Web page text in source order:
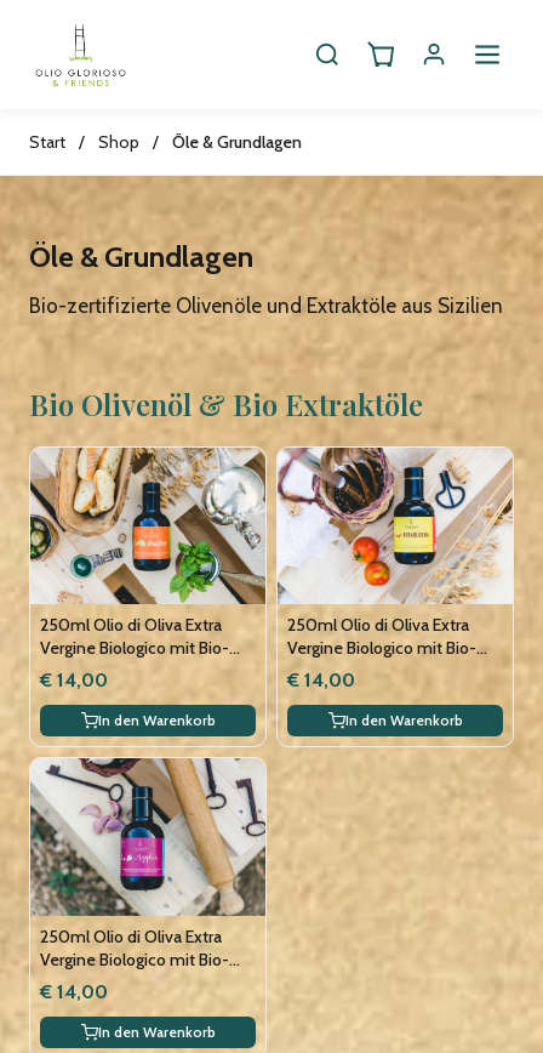
Start / Shop / Öle & Grundlagen
Öle & Grundlagen
Bio-zertifizierte Olivenöle und Extraktöle aus Sizilien
Bio Olivenöl & Bio Extraktöle
250ml Olio di Oliva Extra
Vergine Biologico mit Bio-
Basilikum-Extrakt, vegan
€ 14,00
In den Warenkorb
250ml Olio di Oliva Extra
Vergine Biologico mit Bio-
Chili-Extrakt, vegan
€ 14,00
In den Warenkorb
250ml Olio di Oliva Extra
Vergine Biologico mit Bio-
Knoblauch-Extrakt, vegan
€ 14,00
In den Warenkorb